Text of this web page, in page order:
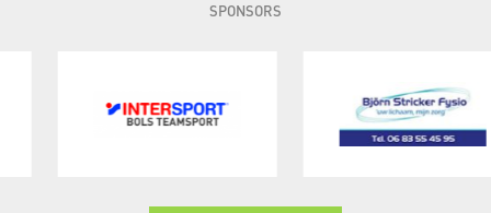
SPONSORS